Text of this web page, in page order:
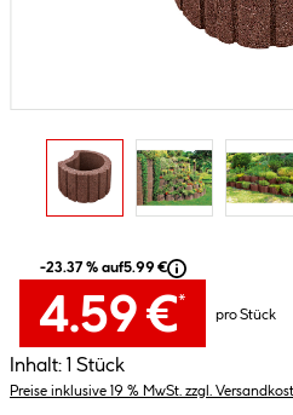
-23.37 % auf5.99 €
4.59 €*
pro Stück
Inhalt: 1 Stück
Preise inklusive 19 % MwSt. zzgl.